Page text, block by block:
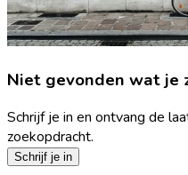
Niet gevonden wat je
Schrijf je in en ontvang de
zoekopdracht.
Schrijf je in